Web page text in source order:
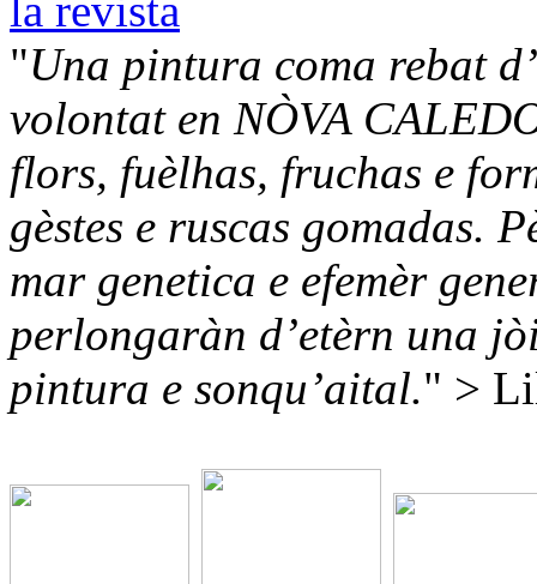
"Una pintura coma rebat
volontat en NÒVA
flors, fuèlhas, fruchas e
gèstes e ruscas gomadas.
mar genetica e efemèr
perlongaràn d’etèrn una
pintura e sonqu’aital." >